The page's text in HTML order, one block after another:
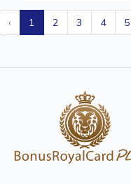
‹ 1 2 3 4 5